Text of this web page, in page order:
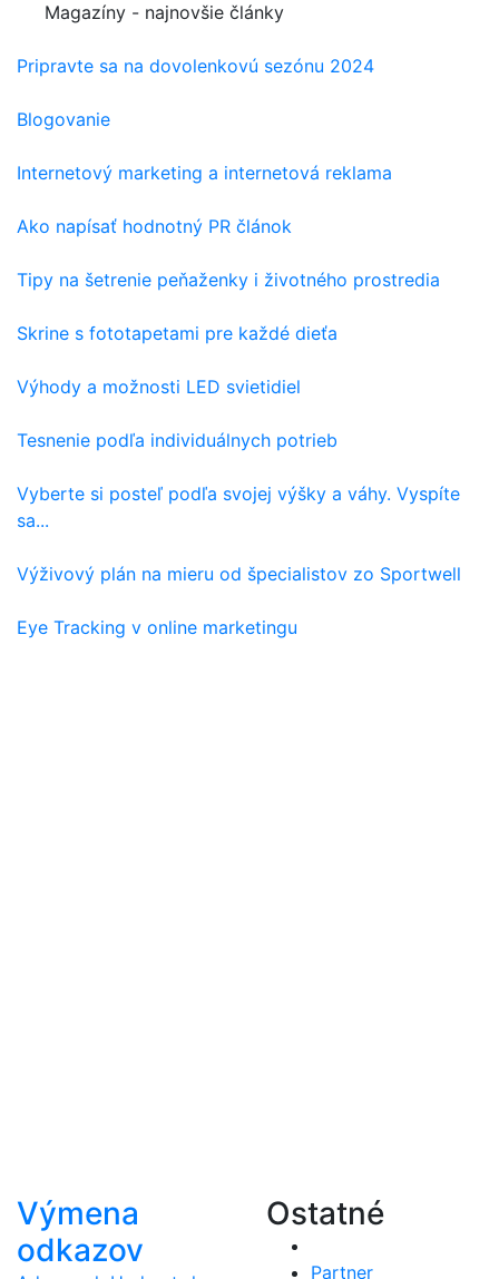
Magazíny - najnovšie články
Pripravte sa na dovolenkovú sezónu 2024
Blogovanie
Internetový marketing a internetová reklama
Ako napísať hodnotný PR článok
Tipy na šetrenie peňaženky i životného prostredia
Skrine s fototapetami pre každé dieťa
Výhody a možnosti LED svietidiel
Tesnenie podľa individuálnych potrieb
Vyberte si posteľ podľa svojej výšky a váhy. Vyspíte
sa...
Výživový plán na mieru od špecialistov zo Sportwell
Eye Tracking v online marketingu
Výmena
odkazov
Ostatné
Partner